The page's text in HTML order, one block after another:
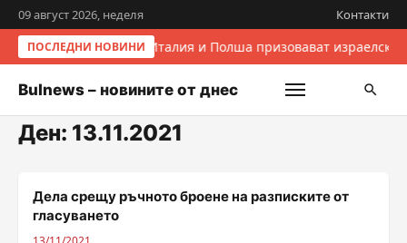
09 август 2026, неделя Контакти
ПОСЛЕДНИ НОВИНИ Италия и Полша призовават
Bulnews – новините от днес
Ден: 13.11.2021
Дела срещу ръчното броене на разписките от
гласуването